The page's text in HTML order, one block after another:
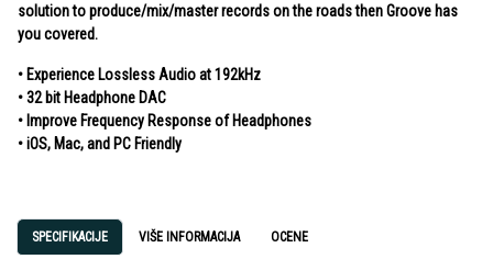
solution to produce/mix/master records on the roads then Groove has
you covered.
• Experience Lossless Audio at 192kHz
• 32 bit Headphone DAC
• Improve Frequency Response of Headphones
• iOS, Mac, and PC Friendly
SPECIFIKACIJE VIŠE INFORMACIJA OCENE